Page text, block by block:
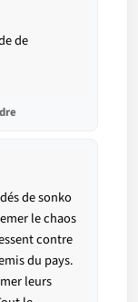
de
de sonko
le chaos
contre
du pays.
leurs